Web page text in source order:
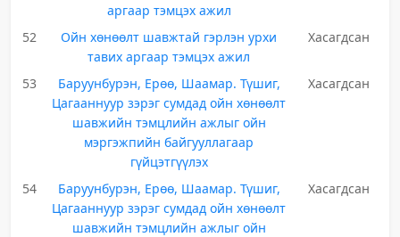
аргаар тэмцэх ажил
52
Ойн хөнөөлт шавжтай гэрлэн урхи
тавих аргаар тэмцэх ажил
Хасагдсан
53
Баруунбурэн, Ерөө, Шаамар. Түшиг,
Цагааннуур зэрэг сумдад ойн хөнөөлт
шавжийн тэмцлийн ажлыг ойн
мэргэжпийн байгууллагаар
гүйцэтгүүлэх
Хасагдсан
54
Баруунбурэн, Ерөө, Шаамар. Түшиг,
Цагааннуур зэрэг сумдад ойн хөнөөлт
шавжийн тэмцлийн ажлыг ойн
Хасагдсан